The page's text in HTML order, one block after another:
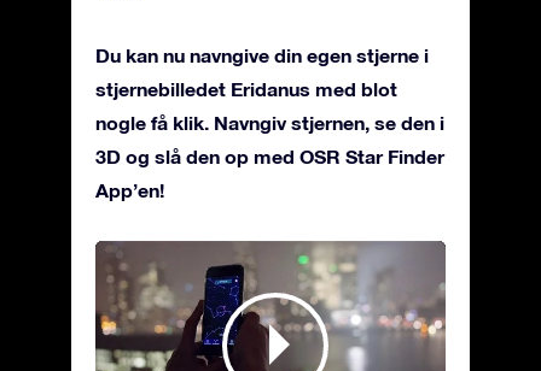
Du kan nu navngive din egen stjerne i
stjernebilledet Eridanus med blot
nogle få klik. Navngiv stjernen, se den i
3D og slå den op med OSR Star Finder
App’en!